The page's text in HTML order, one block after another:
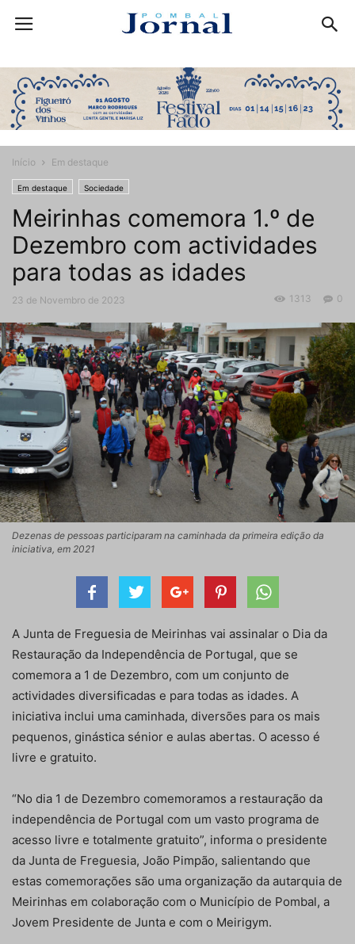
Início Em destaque
Em destaque Sociedade
Meirinhas comemora 1.º de
Dezembro com actividades
para todas as idades
23 de Novembro de 2023 0
1313
Dezenas de pessoas participaram na caminhada da primeira edição da
iniciativa, em 2021
A Junta de Freguesia de Meirinhas vai assinalar o Dia da
Restauração da Independência de Portugal, que se
comemora a 1 de Dezembro, com um conjunto de
actividades diversificadas e para todas as idades. A
iniciativa inclui uma caminhada, diversões para os mais
pequenos, ginástica sénior e aulas abertas. O acesso é
livre e gratuito.
“No dia 1 de Dezembro comemoramos a restauração da
independência de Portugal com um vasto programa de
acesso livre e totalmente gratuito”, informa o presidente
da Junta de Freguesia, João Pimpão, salientando que
estas comemorações são uma organização da autarquia de
Meirinhas em colaboração com o Município de Pombal, a
Jovem Presidente de Junta e com o Meirigym.